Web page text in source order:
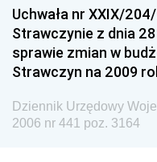
Dziennik Urzędowy
Dziennik Urzędowy
Dziennik Urzędowy
Dziennik Urzędowy
Uchwała nr XXIX/
Strawczynie z dnia
sprawie zmian w
Strawczyn na 2009
Dziennik Urzędowy
2006 nr 441 poz. 3164